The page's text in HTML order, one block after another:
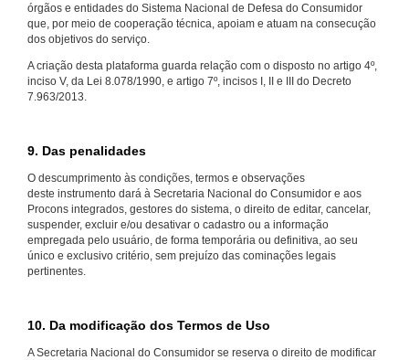
órgãos e entidades do Sistema Nacional de Defesa do Consumidor
que, por meio de cooperação técnica, apoiam e atuam na consecução
dos objetivos do serviço.
A criação desta plataforma guarda relação com o disposto no artigo 4º,
inciso V, da Lei 8.078/1990, e artigo 7º, incisos I, II e III do Decreto
7.963/2013.
9. Das penalidades
O descumprimento às condições, termos e observações
deste instrumento dará à Secretaria Nacional do Consumidor e aos
Procons integrados, gestores do sistema, o direito de editar, cancelar,
suspender, excluir e/ou desativar o cadastro ou a informação
empregada pelo usuário, de forma temporária ou definitiva, ao seu
único e exclusivo critério, sem prejuízo das cominações legais
pertinentes.
10. Da modificação dos Termos de Uso
A Secretaria Nacional do Consumidor se reserva o direito de modificar